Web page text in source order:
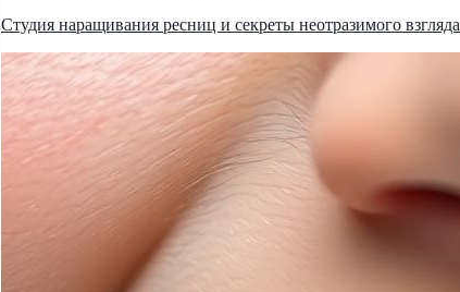
Студия наращивания ресниц и секреты неотразимого взгляда